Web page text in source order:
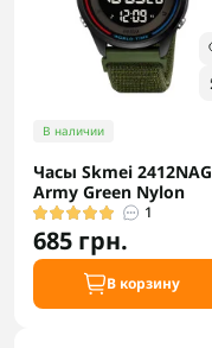
В наличии
Часы Skmei 2412NAG
Army Green Nylon
1
685 грн.
В корзину